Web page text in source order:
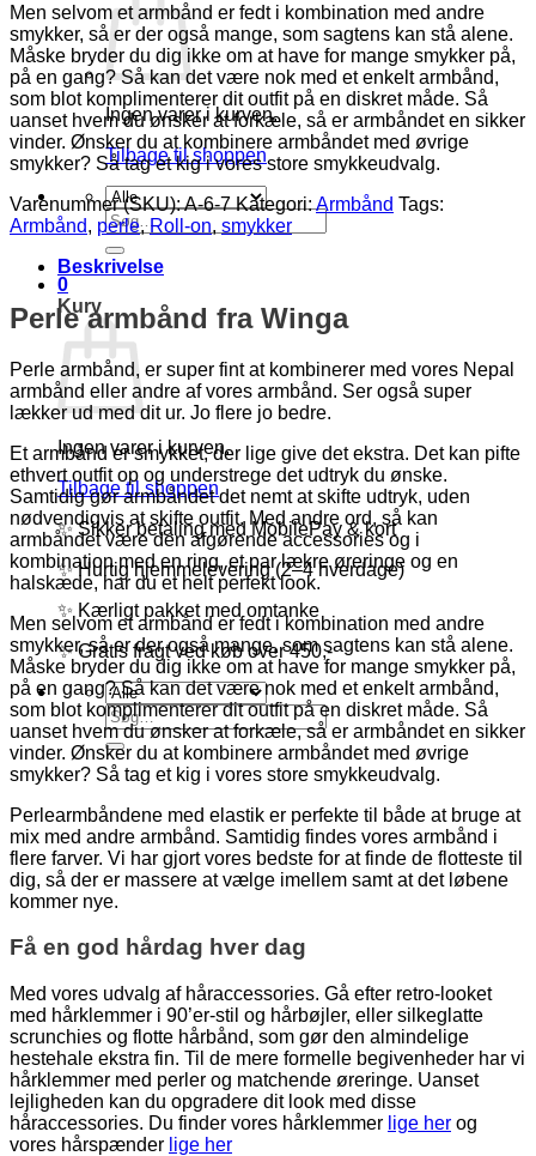
Ingen varer i kurven.
Tilbage til shoppen
Søg
efter:
0
Kurv
Ingen varer i kurven.
Tilbage til shoppen
✨ Sikker betaling med MobilePay & kort
✨ Hurtig hjemmelevering (2–4 hverdage)
✨ Kærligt pakket med omtanke
✨ Gratis fragt ved køb over 450,-
Søg
efter:
Men selvom et armbånd er fedt i kombination med andre
smykker, så er der også mange, som sagtens kan stå alene.
Måske bryder du dig ikke om at have for mange smykker på,
på en gang? Så kan det være nok med et enkelt armbånd,
som blot komplimenterer dit outfit på en diskret måde. Så
uanset hvem du ønsker at forkæle, så er armbåndet en sikker
vinder. Ønsker du at kombinere armbåndet med øvrige
smykker? Så tag et kig i vores store smykkeudvalg.
Varenummer (SKU):A-6-7 Kategori:Armbånd Tags:
Armbånd, perle,Roll-on, smykker
Beskrivelse
Perle armbånd fra Winga
Perle armbånd, er super fint at kombinerer med vores Nepal
armbånd eller andre af vores armbånd. Ser også super
lækker ud med dit ur. Jo flere jo bedre.
Et armbånd er smykket, der lige give det ekstra. Det kan pifte
ethvert outfit op og understrege det udtryk du ønske.
Samtidig gør armbåndet det nemt at skifte udtryk, uden
nødvendigvis at skifte outfit. Med andre ord, så kan
armbåndet være den afgørende accessories og i
kombination med en ring, et par lækre øreringe og en
halskæde, har du et helt perfekt look.
Men selvom et armbånd er fedt i kombination med andre
smykker, så er der også mange, som sagtens kan stå alene.
Måske bryder du dig ikke om at have for mange smykker på,
på en gang? Så kan det være nok med et enkelt armbånd,
som blot komplimenterer dit outfit på en diskret måde. Så
uanset hvem du ønsker at forkæle, så er armbåndet en sikker
vinder. Ønsker du at kombinere armbåndet med øvrige
smykker? Så tag et kig i vores store smykkeudvalg.
Perlearmbåndene med elastik er perfekte til både at bruge at
mix med andre armbånd. Samtidig findes vores armbånd i
flere farver. Vi har gjort vores bedste for at finde de flotteste til
dig, så der er massere at vælge imellem samt at det løbene
kommer nye.
Få en god hårdag hver dag
Med vores udvalg af håraccessories. Gå efter retro-looket
med hårklemmer i 90’er-stil og hårbøjler, eller silkeglatte
scrunchies og flotte hårbånd, som gør den almindelige
hestehale ekstra fin. Til de mere formelle begivenheder har vi
hårklemmer med perler og matchende øreringe. Uanset
lejligheden kan du opgradere dit look med disse
håraccessories. Du finder vores hårklemmer lige her og
vores hårspænder lige her